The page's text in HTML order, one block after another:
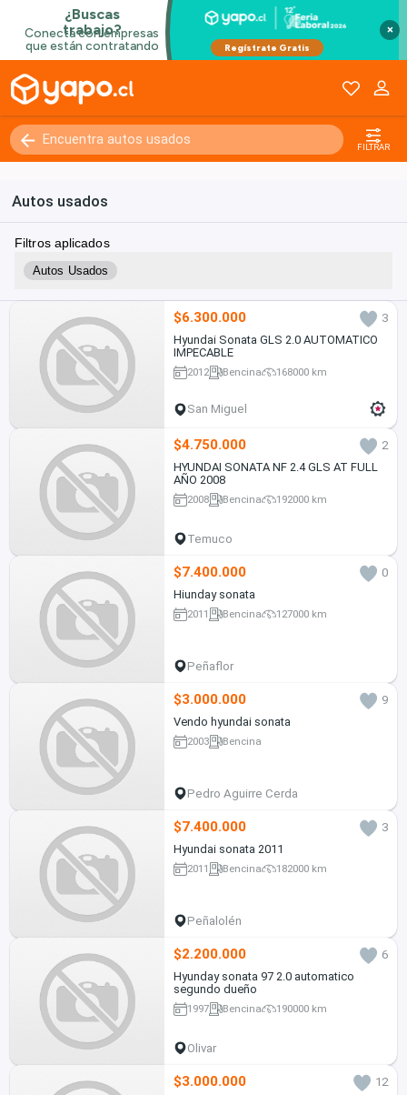
×
FILTRAR
Autos usados
Filtros aplicados
Autos Usados
$6.300.000
3
Hyundai Sonata GLS 2.0 AUTOMATICO
IMPECABLE
2012 Bencina 168000 km
San Miguel
$4.750.000
2
HYUNDAI SONATA NF 2.4 GLS AT FULL
AÑO 2008
2008 Bencina 192000 km
Temuco
$7.400.000
0
Hiunday sonata
2011 Bencina 127000 km
Peñaflor
$3.000.000
9
Vendo hyundai sonata
2003 Bencina
Pedro Aguirre Cerda
$7.400.000
3
Hyundai sonata 2011
2011 Bencina 182000 km
Peñalolén
$2.200.000
6
Hyunday sonata 97 2.0 automatico
segundo dueño
1997 Bencina 190000 km
Olivar
$3.000.000
12